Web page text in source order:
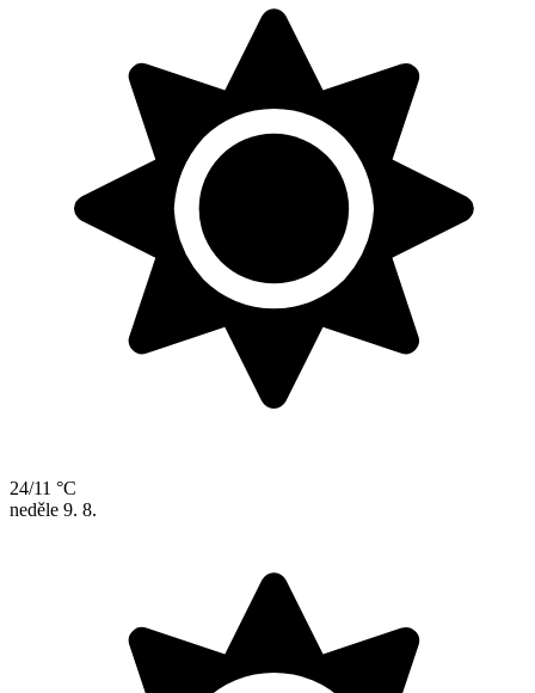
24/11 °C
neděle 9. 8.